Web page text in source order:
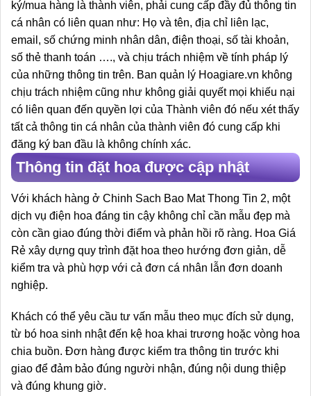
ký/mua hàng là thành viên, phải cung cấp đầy đủ thông tin
cá nhân có liên quan như: Họ và tên, địa chỉ liên lạc,
email, số chứng minh nhân dân, điện thoại, số tài khoản,
số thẻ thanh toán …., và chịu trách nhiệm về tính pháp lý
của những thông tin trên. Ban quản lý Hoagiare.vn không
chịu trách nhiệm cũng như không giải quyết mọi khiếu nại
có liên quan đến quyền lợi của Thành viên đó nếu xét thấy
tất cả thông tin cá nhân của thành viên đó cung cấp khi
đăng ký ban đầu là không chính xác.
Thông tin đặt hoa được cập nhật
Với khách hàng ở Chinh Sach Bao Mat Thong Tin 2, một
dịch vụ điện hoa đáng tin cậy không chỉ cần mẫu đẹp mà
còn cần giao đúng thời điểm và phản hồi rõ ràng. Hoa Giá
Rẻ xây dựng quy trình đặt hoa theo hướng đơn giản, dễ
kiểm tra và phù hợp với cả đơn cá nhân lẫn đơn doanh
nghiệp.
Khách có thể yêu cầu tư vấn mẫu theo mục đích sử dụng,
từ bó hoa sinh nhật đến kệ hoa khai trương hoặc vòng hoa
chia buồn. Đơn hàng được kiểm tra thông tin trước khi
giao để đảm bảo đúng người nhận, đúng nội dung thiệp
và đúng khung giờ.